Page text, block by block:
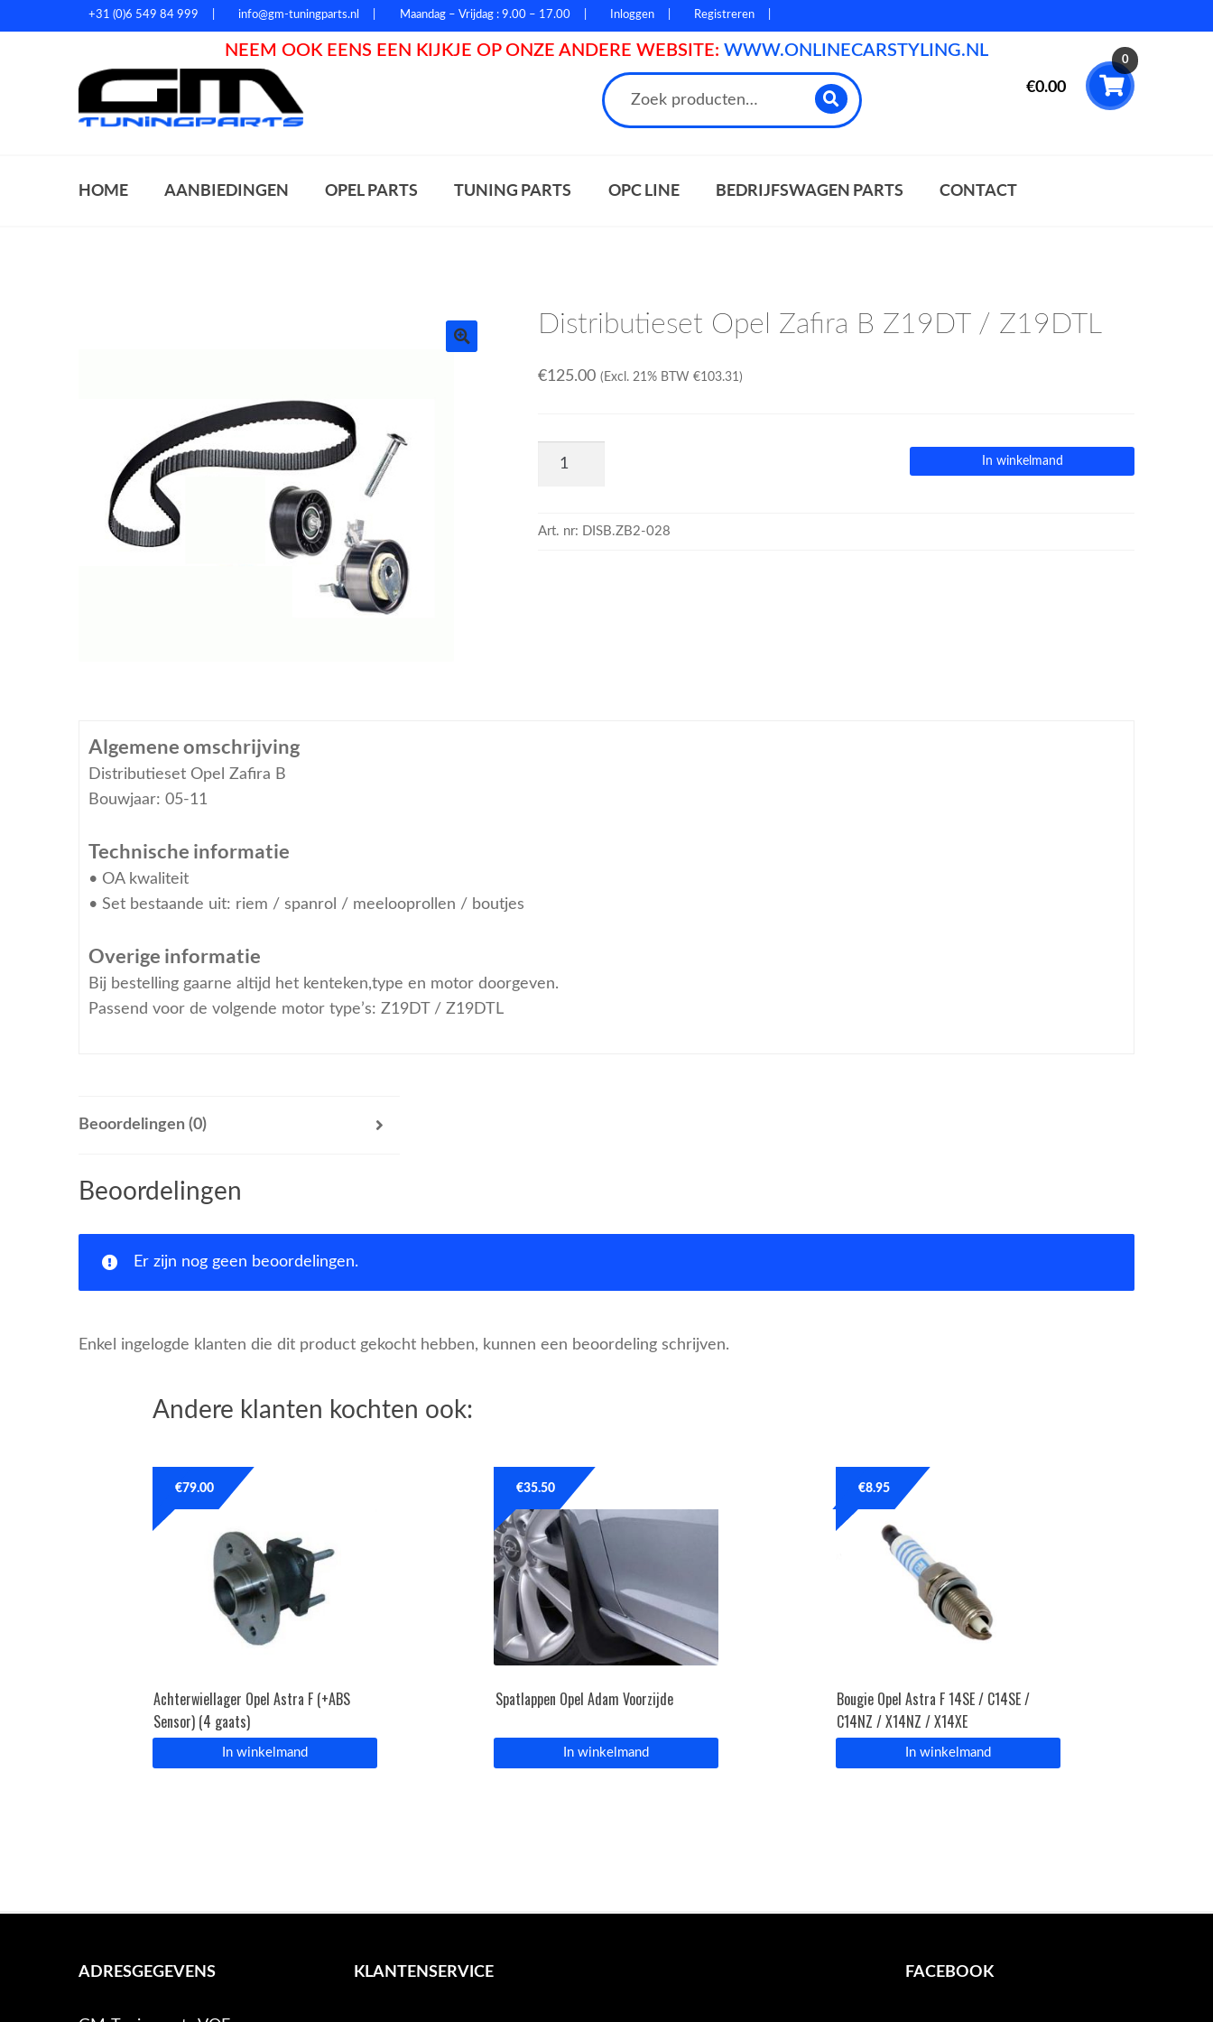
+31 (0)6 549 84 999 info@gm-tuningparts.nl Maandag – Vrijdag : 9.00 – 17.00 Inloggen Registreren
NEEM OOK EENS EEN KIJKJE OP ONZE ANDERE WEBSITE: WWW.ONLINECARSTYLING.NL
€0.00
0
HOME AANBIEDINGEN OPEL PARTS TUNING PARTS OPC LINE BEDRIJFSWAGEN PARTS CONTACT
Distributieset Opel Zafira B Z19DT / Z19DTL
€125.00 (Excl. 21% BTW €103.31)
In winkelmand
Art. nr: DISB.ZB2-028
Algemene omschrijving
Distributieset Opel Zafira B
Bouwjaar: 05-11
Technische informatie
• OA kwaliteit
• Set bestaande uit: riem / spanrol / meelooprollen / boutjes
Overige informatie
Bij bestelling gaarne altijd het kenteken,type en motor doorgeven.
Passend voor de volgende motor type’s: Z19DT / Z19DTL
Beoordelingen (0)
Beoordelingen
Er zijn nog geen beoordelingen.
Enkel ingelogde klanten die dit product gekocht hebben, kunnen een beoordeling schrijven.
Andere klanten kochten ook:
Achterwiellager Opel Astra F (+ABS
Sensor) (4 gaats)
€79.00
In winkelmand
Spatlappen Opel Adam Voorzijde
€35.50
In winkelmand
Bougie Opel Astra F 14SE / C14SE /
C14NZ / X14NZ / X14XE
€8.95
In winkelmand
ADRESGEGEVENS KLANTENSERVICE FACEBOOK